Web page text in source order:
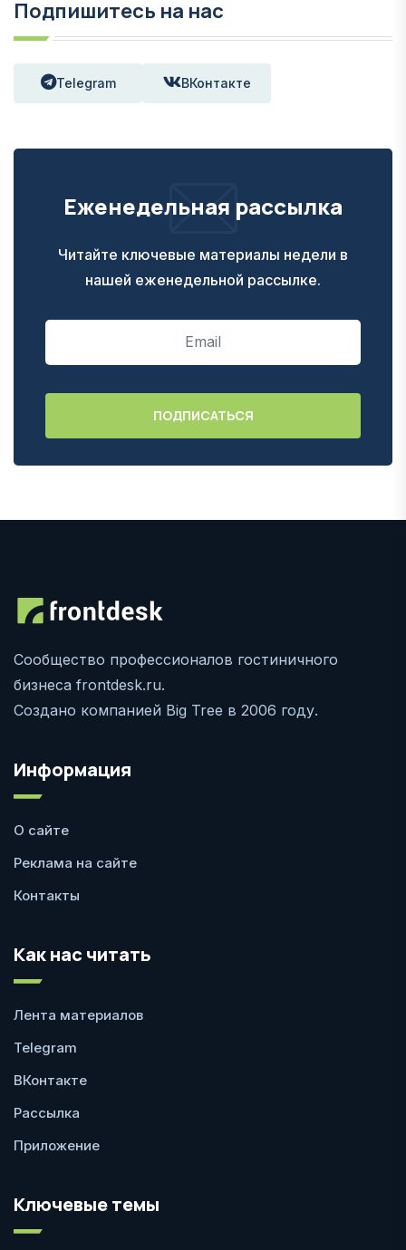
Подпишитесь на нас
Telegram ВКонтакте
Еженедельная рассылка
Читайте ключевые материалы недели в
нашей еженедельной рассылке.
Сообщество профессионалов гостиничного
бизнеса frontdesk.ru.
Создано компанией Big Tree в 2006 году.
Информация
О сайте
Реклама на сайте
Контакты
Как нас читать
Лента материалов
Telegram
ВКонтакте
Рассылка
Приложение
Ключевые темы